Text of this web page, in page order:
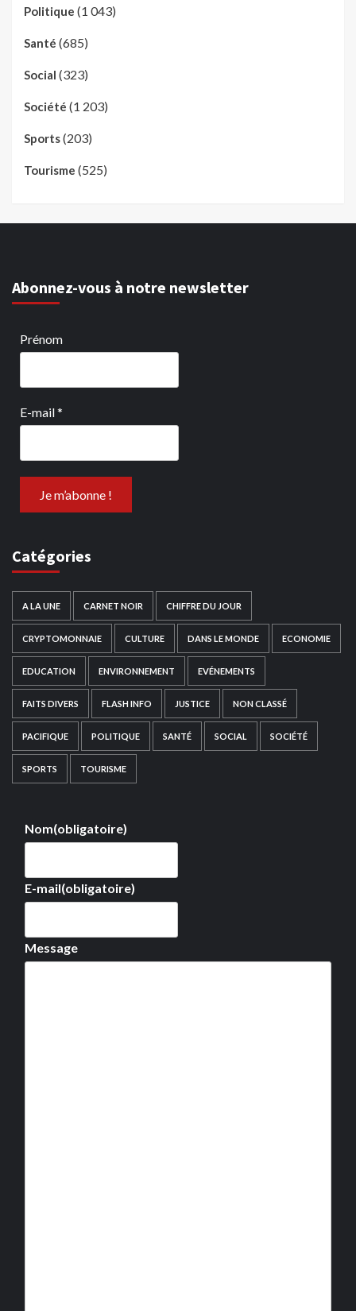
Politique (1 043)
Santé (685)
Social (323)
Société (1 203)
Sports(203)
Tourisme (525)
Abonnez-vous à notre newsletter
Prénom
E-mail*
Catégories
A LA UNE CARNET NOIR CHIFFRE DU JOUR
CRYPTOMONNAIE CULTURE DANS LE MONDE ECONOMIE
EDUCATION ENVIRONNEMENT EVÉNEMENTS
FAITS DIVERS FLASH INFO JUSTICE NON CLASSÉ
PACIFIQUE POLITIQUE SANTÉ SOCIAL SOCIÉTÉ
SPORTS TOURISME
Nom(obligatoire)
E-mail(obligatoire)
Message